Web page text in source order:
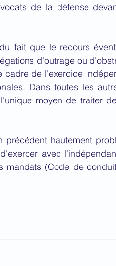
de la défense
fait que le recours
d'outrage ou
cadre de l'exercice
Dans toutes les
moyen de traiter
hautement
avec
(Code de